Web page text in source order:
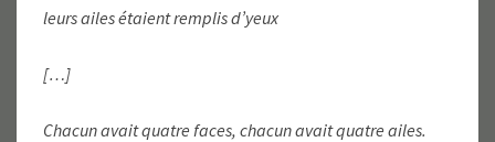
leurs ailes étaient remplis d’yeux
[…]
Chacun avait quatre faces, chacun avait quatre ailes.